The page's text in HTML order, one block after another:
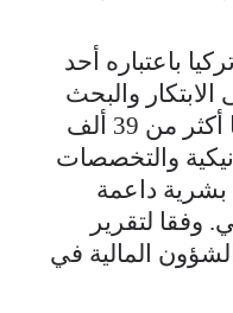
باعتباره أحد
الابتكار والبحث
والتطوير، حيث يتخرج سنويًا أكثر من 39 ألف
والتخصصات
بشرية داعمة
وفقا لتقرير
المالية في